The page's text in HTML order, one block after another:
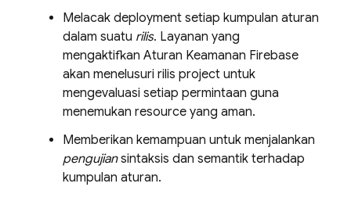
Melacak deployment setiap kumpulan aturan
dalam suatu rilis. Layanan yang
mengaktifkan Aturan Keamanan Firebase
akan menelusuri rilis project untuk
mengevaluasi setiap permintaan guna
menemukan resource yang aman.
Memberikan kemampuan untuk menjalankan
pengujiansintaksis dan semantik terhadap
kumpulan aturan.